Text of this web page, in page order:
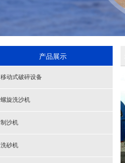
产品展示
移动式破碎设备
螺旋洗沙机
制沙机
洗砂机